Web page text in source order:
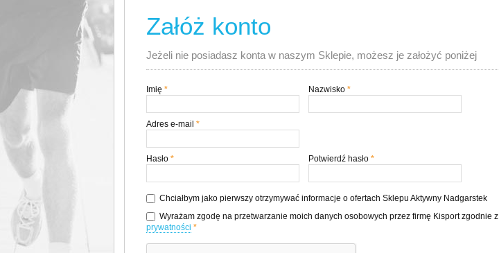
Załóż konto
Jeżeli nie posiadasz konta w naszym Sklepie, możesz je założyć poniżej
*
Imię *
Nazwisko
*
Adres e-mail
*
Hasło *
Potwierdź hasło
Chciałbym jako pierwszy otrzymywać informacje o ofertach Sklepu Aktywny Nadgarstek
Wyrażam zgodę na przetwarzanie moich danych osobowych przez firmę Kisport zgodnie z
prywatności *